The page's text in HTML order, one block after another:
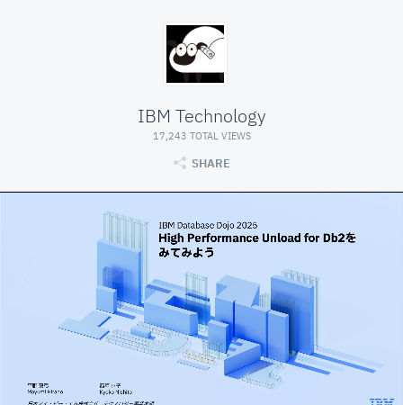
IBM Technology
17,243 TOTAL VIEWS
SHARE